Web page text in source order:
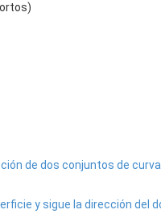
de dos conjuntos de
y sigue la dirección del